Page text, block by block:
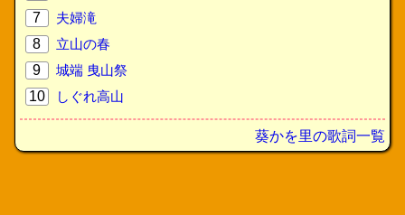
7
夫婦滝
8
立山の春
9
城端 曳山祭
10
しぐれ高山
葵かを里の歌詞一覧